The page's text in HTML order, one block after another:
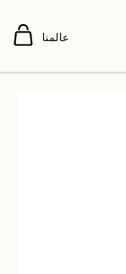
عالمنا